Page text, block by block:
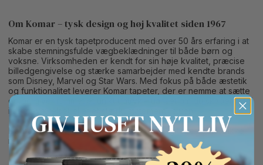
Om Komar – tysk design og høj kvalitet siden 1967
Komar er en tysk tapetproducent med over 50 års erfaring i at
skabe stemningsfulde vægbeklædninger til både børn og
voksne. Virksomheden er kendt for sin høje kvalitet, præcise
billedgengivelse og stærke samarbejder med kendte brands
som Disney, Marvel og Star Wars. Med fokus på både æstetik
og funktionalitet leverer Komar tapeter, der er nemme at sætte
op og giver rummet et unikt udtryk – uanset om du skaber magi
i børneværelset eller et stærkt statement i stuen.
Bemærk:Denne vare er en skaffevare og tages derfor ikke
retur.